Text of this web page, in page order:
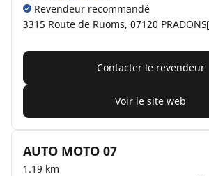
Revendeur recommandé
3315 Route de Ruoms, 07120 PRADONS
Contacter le revendeur
Voir le site web
AUTO MOTO 07
1.19 km